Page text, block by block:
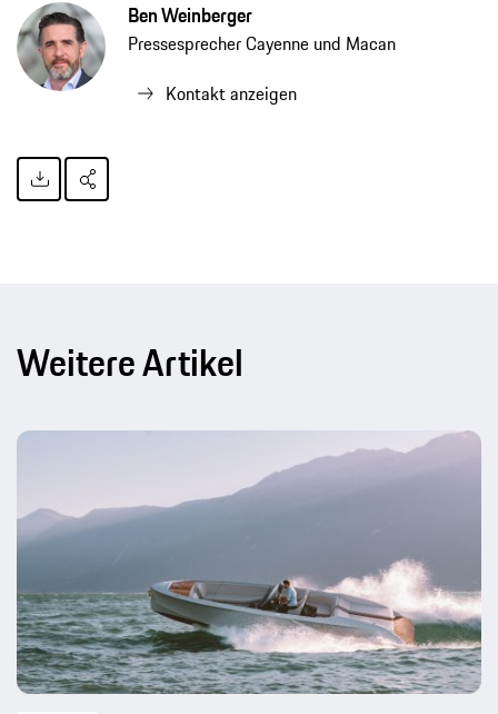
Ben Weinberger
Pressesprecher Cayenne und Macan
Kontakt anzeigen
Weitere Artikel